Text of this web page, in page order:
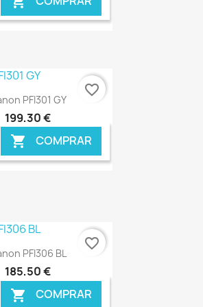
 Ver+
PFI301 GY
199,30 €
 COMPRAR
favorite_border
 Ver+
PFI306 BL
185,50 €
 COMPRAR
favorite_border